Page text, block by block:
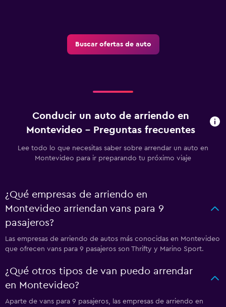
Buscar ofertas de auto
Conducir un auto de arriendo en
Montevideo - Preguntas frecuentes
Lee todo lo que necesitas saber sobre arrendar un auto en
Montevideo para ir preparando tu próximo viaje
¿Qué empresas de arriendo en
Montevideo arriendan vans para 9
pasajeros?
Las empresas de arriendo de autos más conocidas en Montevideo
que ofrecen vans para 9 pasajeros son Thrifty y Marino Sport.
¿Qué otros tipos de van puedo arrendar
en Montevideo?
Aparte de vans para 9 pasajeros, las empresas de arriendo en